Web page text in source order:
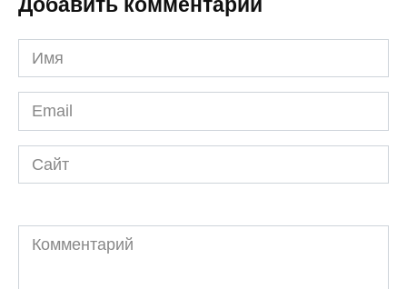
Добавить комментарий
Имя
*
Email
*
Сайт
Комментарий